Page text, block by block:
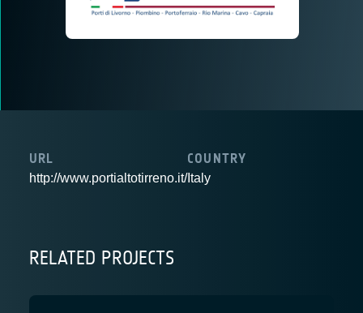
URL
http://www.portialtotirreno.it/
COUNTRY
Italy
RELATED PROJECTS